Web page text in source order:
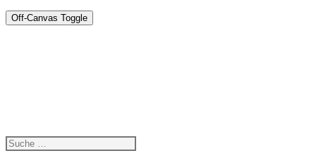
Off-Canvas Toggle